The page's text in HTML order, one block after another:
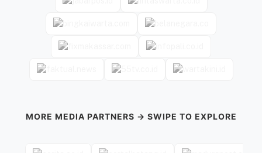
MORE MEDIA PARTNERS → SWIPE TO EXPLORE